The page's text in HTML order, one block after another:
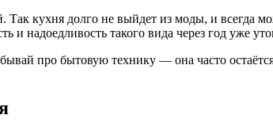
кухня долго не выйдет из моды, и всегда
надоедливость такого вида через год уже
про бытовую технику — она часто